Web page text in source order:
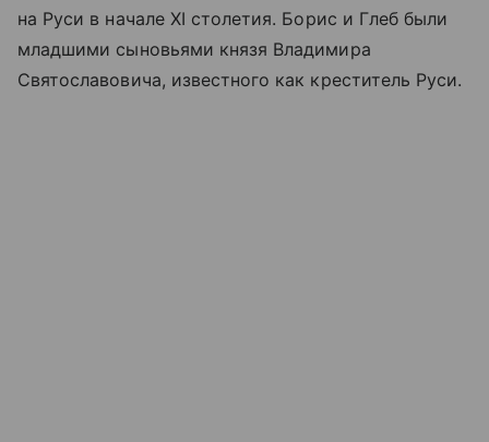
на Руси в начале XI столетия. Борис и Глеб были
младшими сыновьями князя Владимира
Святославовича, известного как креститель Руси.